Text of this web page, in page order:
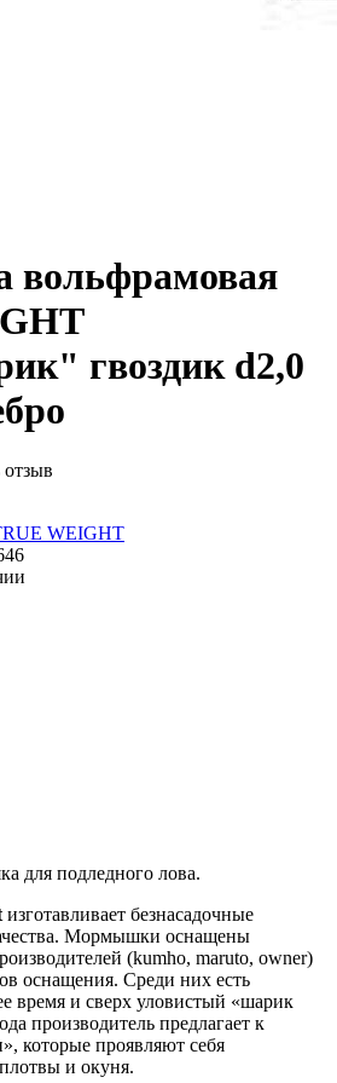
гвоздик d2,0
WEIGHT
для подледного лова.
изготавливает безнасадочные
Мормышки оснащены
(kumho, maruto, owner)
оснащения. Среди них есть
время и сверх уловистый «шарик
производитель предлагает к
которые проявляют себя
и окуня.